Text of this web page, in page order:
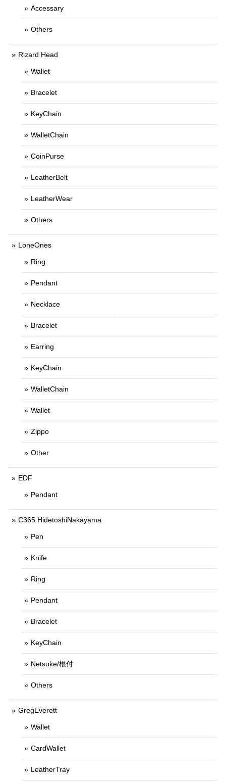
Accessary
Others
Rizard Head
Wallet
Bracelet
KeyChain
WalletChain
CoinPurse
LeatherBelt
LeatherWear
Others
LoneOnes
Ring
Pendant
Necklace
Bracelet
Earring
KeyChain
WalletChain
Wallet
Zippo
Other
EDF
Pendant
C365 HidetoshiNakayama
Pen
Knife
Ring
Pendant
Bracelet
KeyChain
Netsuke/根付
Others
GregEverett
Wallet
CardWallet
LeatherTray